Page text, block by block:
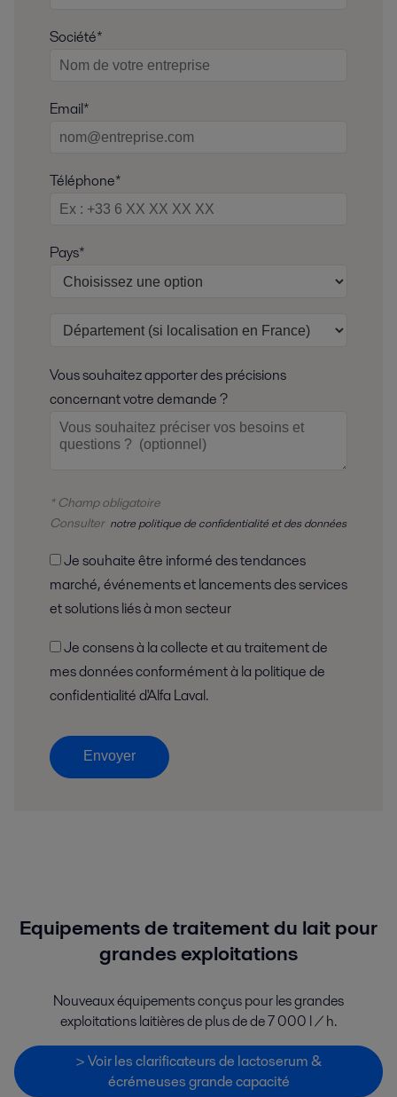
Société*
Email*
Téléphone*
Pays*
Vous souhaitez apporter des précisions
concernant votre demande ?
* Champ obligatoire
Consulter notre politique de confidentialité et des données
marché, événements et lancements des services
et solutions liés à mon secteur
mes données conformément à la politique de
confidentialité d'Alfa Laval.
Envoyer
Equipements de traitement du lait pour
grandes exploitations
Nouveaux équipements conçus pour les grandes
exploitations laitières de plus de de 7 000 l / h.
> Voir les clarificateurs de lactoserum &
écrémeuses grande capacité